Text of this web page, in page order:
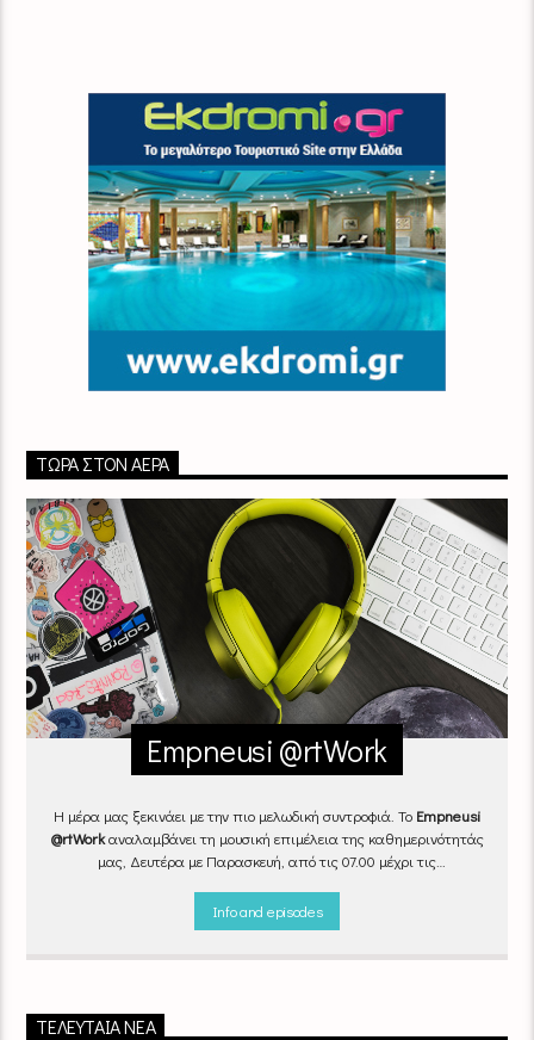
ΤΏΡΑ ΣΤΟΝ ΑΈΡΑ
Empneusi @rtWork
Η μέρα μας ξεκινάει με την πιο μελωδική συντροφιά. Το Empneusi
@rtWorkαναλαμβάνει τη μουσική επιμέλεια της καθημερινότητάς
μας, Δευτέρα με Παρασκευή, από τις 07.00 μέχρι τις
εναλλάσσονται αρμονικά, θυμίζοντάς μας πως δουλειά και
Καθημερινά(Δευτέρα-Παρασκευή)
Info and episodes
ΤΕΛΕΥΤΑΊΑ ΝΈΑ